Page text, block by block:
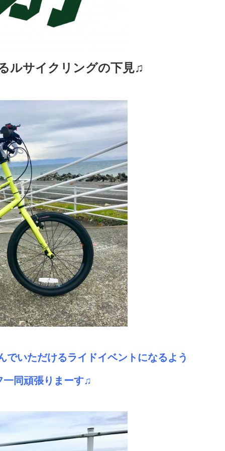
ルサイクリングの下見♫
でいただけるライドイベントになるよう
一同頑張りまーす♫